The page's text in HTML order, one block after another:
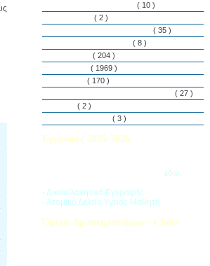
( 10 )
( 2 )
( 35 )
( 8 )
( 204 )
( 1969 )
( 170 )
( 27 )
( 2 )
( 3 )
Εγγραφές 2025-2026
εδώ.
- Δικαιολογητικά Εγγραφής
- Ατομικό Δελτίο Υγείας Μαθητή
Όμιλοι Δραστηριοτήτων - Clubs